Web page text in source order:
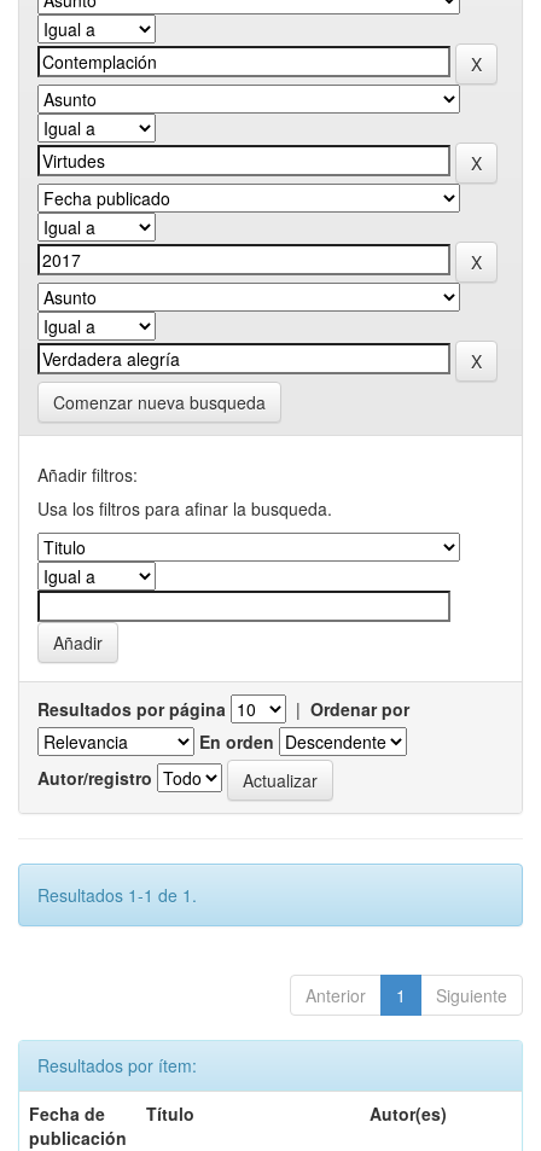
Comenzar nueva busqueda
Añadir filtros:
Usa los filtros para afinar la busqueda.
Resultados por página | Ordenar por
En orden
Autor/registro
Resultados 1-1 de 1.
Anterior 1 Siguiente
Resultados por ítem:
Fecha de
publicación
Título Autor(es)